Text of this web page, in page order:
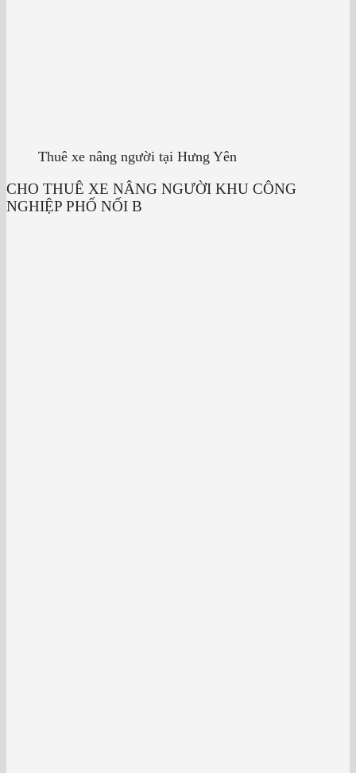
Thuê xe nâng người tại Hưng Yên
CHO THUÊ XE NÂNG NGƯỜI KHU CÔNG
NGHIỆP PHỐ NỐI B